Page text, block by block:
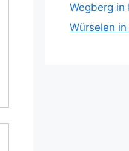
Wegberg in
Würselen